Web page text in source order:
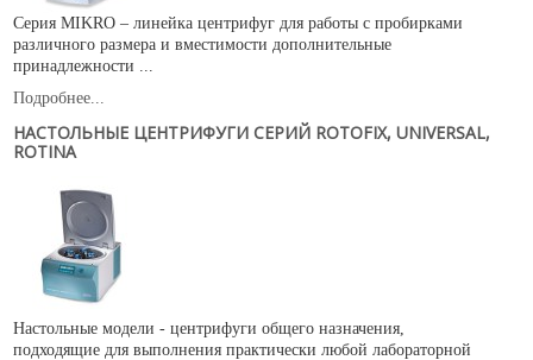
Серия MIKRO – линейка центрифуг для работы с пробирками
различного размера и вместимости дополнительные
принадлежности ...
Подробнее...
НАСТОЛЬНЫЕ ЦЕНТРИФУГИ СЕРИЙ ROTOFIX, UNIVERSAL,
ROTINA
Настольные модели - центрифуги общего назначения,
подходящие для выполнения практически любой лабораторной